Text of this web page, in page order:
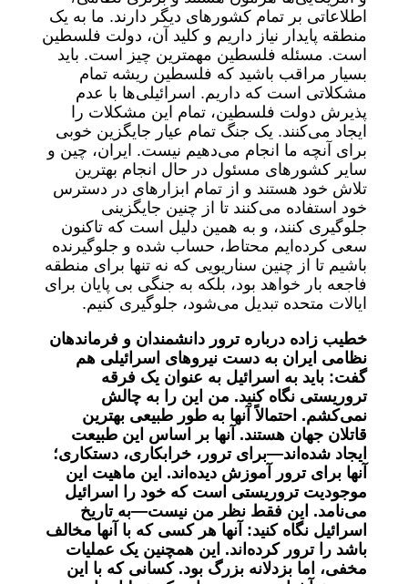
اطلاعاتی بر تمام کشور‌های دیگر دارند. ما به یک
منطقه پایدار نیاز داریم و کلید آن، دولت فلسطین
است. مسئله فلسطین مهمترین چیز است. باید
بسیار مراقب باشید که فلسطین ریشه تمام
مشکلاتی است که داریم. اسرائیلی‌ها با عدم
پذیرش دولت فلسطین، تمام این مشکلات را
ایجاد می‌کنند. یک جنگ تمام عیار جایگزین خوبی
برای آنچه ما انجام می‌دهیم نیست. ایران، چین و
سایر کشور‌های مسئول در حال انجام بهترین
تلاش خود هستند و از تمام ابزار‌های در دسترس
خود استفاده می‌کنند تا از چنین جایگزینی
جلوگیری کنند، و به همین دلیل است که تاکنون
سعی کرده‌ایم محتاط، حساب شده و جلوگیرنده
باشیم تا از چنین سناریویی که نه تنها برای منطقه
فاجعه بار خواهد بود، بلکه به جنگی بی پایان برای
ایالات متحده تبدیل می‌شود، جلوگیری کنیم.
خطیب زاده درباره ترور دانشمندان و فرماندهان
نظامی ایران به دست نیرو‌های اسرائیلی هم
گفت: باید به اسرائیل به عنوان یک فرقه
تروریستی نگاه کنید. من این را به چالش
نمی‌کشم. احتمالاً آنها به طور طبیعی بهترین
قاتلان جهان هستند. آنها بر اساس این طبیعت
ایجاد شده‌اند—برای ترور، خرابکاری، دستکاری؛
آنها برای ترور آموزش دیده‌اند. این ماهیت این
موجودیت تروریستی است که خود را اسرائیل
می‌نامد. این فقط نظر من نیست—به تاریخ
اسرائیل نگاه کنید: آنها هر کسی که با آنها مخالف
باشد را ترور کرده‌اند. این همچنین یک عملیات
مخفی، اما بزدلانه بزرگ بود. کسانی که با این